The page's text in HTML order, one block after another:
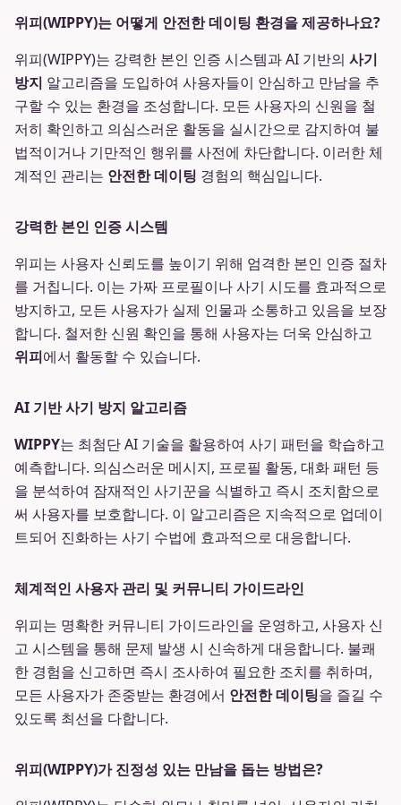
위피(WIPPY)는 어떻게 안전한 데이팅 환경을 제공하나요?
위피(WIPPY)는 강력한 본인 인증 시스템과 AI 기반의 사기
방지 알고리즘을 도입하여 사용자들이 안심하고 만남을 추
구할 수 있는 환경을 조성합니다. 모든 사용자의 신원을 철
저히 확인하고 의심스러운 활동을 실시간으로 감지하여 불
법적이거나 기만적인 행위를 사전에 차단합니다. 이러한 체
계적인 관리는 안전한 데이팅 경험의 핵심입니다.
강력한 본인 인증 시스템
위피는 사용자 신뢰도를 높이기 위해 엄격한 본인 인증 절차
를 거칩니다. 이는 가짜 프로필이나 사기 시도를 효과적으로
방지하고, 모든 사용자가 실제 인물과 소통하고 있음을 보장
합니다. 철저한 신원 확인을 통해 사용자는 더욱 안심하고
위피에서 활동할 수 있습니다.
AI 기반 사기 방지 알고리즘
WIPPY는 최첨단 AI 기술을 활용하여 사기 패턴을 학습하고
예측합니다. 의심스러운 메시지, 프로필 활동, 대화 패턴 등
을 분석하여 잠재적인 사기꾼을 식별하고 즉시 조치함으로
써 사용자를 보호합니다. 이 알고리즘은 지속적으로 업데이
트되어 진화하는 사기 수법에 효과적으로 대응합니다.
체계적인 사용자 관리 및 커뮤니티 가이드라인
위피는 명확한 커뮤니티 가이드라인을 운영하고, 사용자 신
고 시스템을 통해 문제 발생 시 신속하게 대응합니다. 불쾌
한 경험을 신고하면 즉시 조사하여 필요한 조치를 취하며,
모든 사용자가 존중받는 환경에서 안전한 데이팅을 즐길 수
있도록 최선을 다합니다.
위피(WIPPY)가 진정성 있는 만남을 돕는 방법은?